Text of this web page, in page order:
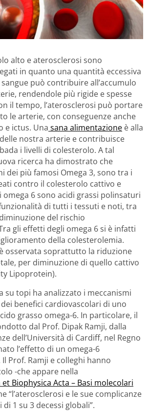
alto e aterosclerosi sono
in quanto una quantità eccessiva
può contribuire all’accumulo
rendendole più rigide e spesse
il tempo, l’aterosclerosi può portare
le arterie, con conseguenze anche
e ictus. Una sana alimentazione è alla
nostra arterie e contribuisce
i livelli di colesterolo. A tal
ricerca ha dimostrato che
dei più famosi Omega 3, sono tra i
contro il colesterolo cattivo e
omega 6 sono acidi grassi polinsaturi
di tutti i tessuti e noti, tra
del rischio
gli effetti degli omega 6 si è infatti
della colesterolemia.
osservata soprattutto la riduzione
per diminuzione di quello cattivo
Lipoprotein).
su topi ha analizzato i meccanismi
benefici cardiovascolari di uno
grasso omega-6. In particolare, il
dal Prof. Dipak Ramji, dalla
dell’Università di Cardiff, nel Regno
l’effetto di un omega-6
Prof. Ramji e colleghi hanno
-che appare nella
Biophysica Acta – Basi molecolari
“l’aterosclerosi e le sue complicanze
1 su 3 decessi globali”.